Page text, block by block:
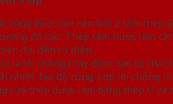
cùng được tạo nên bởi 2 tấm thép
độ cao. Thép tấm được làm
đại đến cổ điển.
là lõi chống cháy được tạo từ chất
nhiệt, tạo độ cứng. Lớp lõi chống
cửa thép được làm bằng thép U và